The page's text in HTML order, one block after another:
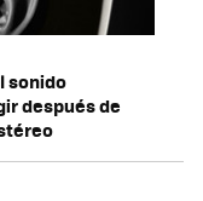
sonido
después de